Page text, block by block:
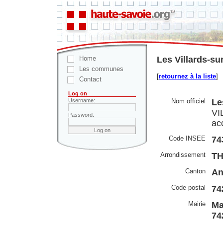
Home
Les communes
Contact
Log on
Username:
Password:
Les Villards-
[retournez à la liste]
Nom officiel
Code INSEE
Arrondissement
Canton
Code postal
Mairie